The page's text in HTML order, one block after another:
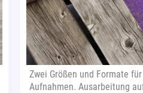
Zwei Größen und Formate
Aufnahmen. Ausarbeitung